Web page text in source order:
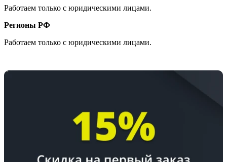
Работаем только с юридическими лицами.
Регионы РФ
Работаем только с юридическими лицами.